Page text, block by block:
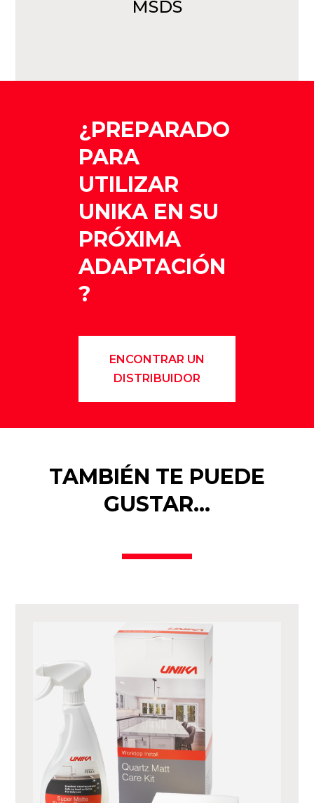
MSDS
¿PREPARADO
PARA
UTILIZAR
UNIKA EN SU
PRÓXIMA
ADAPTACIÓN
?
ENCONTRAR UN
DISTRIBUIDOR
TAMBIÉN TE PUEDE
GUSTAR…